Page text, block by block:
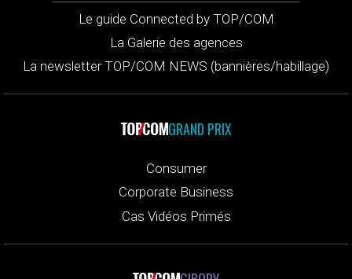
Le guide Connected by TOP/COM
La Galerie des agences
La newsletter TOP/COM NEWS (bannières/habillage)
GRAND PRIX
Consumer
Corporate Business
Cas Vidéos Primés